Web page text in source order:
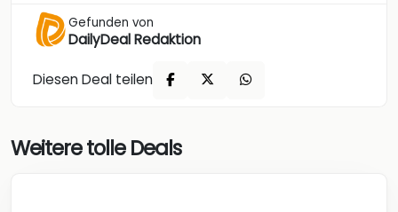
Gefunden von
DailyDeal Redaktion
Diesen Deal teilen
Weitere tolle Deals